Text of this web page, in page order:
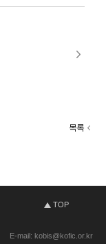
목록
TOP
E-mail: kobis@kofic.or.kr